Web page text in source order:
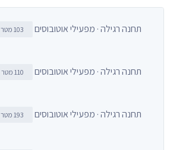
תחנה רגילה · מפעילי אוטובוסים 103 מטר
תחנה רגילה · מפעילי אוטובוסים 110 מטר
תחנה רגילה · מפעילי אוטובוסים 193 מטר